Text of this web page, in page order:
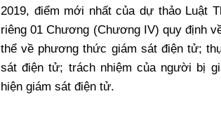
2019, điểm mới nhất của dự thảo Luật
riêng 01 Chương (Chương IV) quy định
thể về phương thức giám sát điện tử;
sát điện tử; trách nhiệm của người bị
hiện giám sát điện tử.